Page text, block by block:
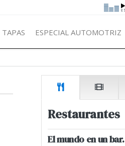
TAPAS ESPECIAL AUTOMOTRIZ
Restaurantes
El mundo en un bar.